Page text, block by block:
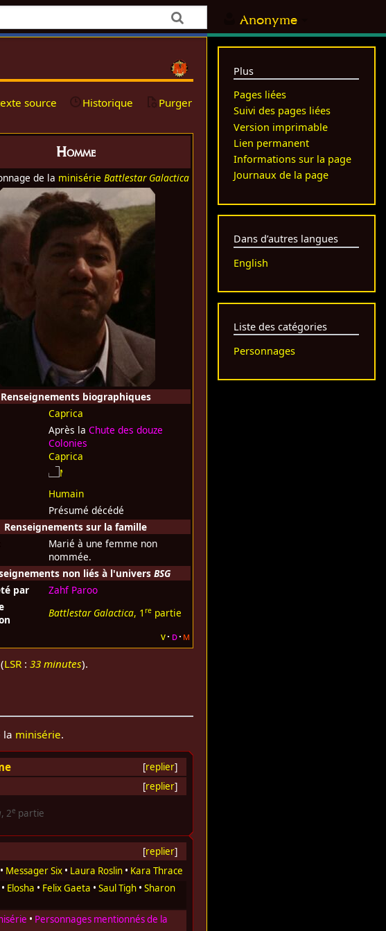
Anonyme
source Historique Purger
Homme
de la minisérieBattlestar Galactica
Renseignements biographiques
Caprica
Après laChute des douze
Colonies
Caprica
Humain
Présumé décédé
Renseignements sur la famille
Marié à une femme non
nommée.
non liés à l'universBSG
par
Zahf Paroo
Battlestar Galactica, 1re partie
v d m
LSR: 33 minutes).
minisérie.
[replier]
[replier]
, 2e partie
[replier]
Messager Six• Laura Roslin• Kara Thrace
• Elosha • Felix Gaeta • Saul Tigh• Sharon
• Personnages mentionnés de la
Plus
Pages liées
Suivi des pages liées
Version imprimable
Lien permanent
Informations sur la page
Journaux de la page
Dans d’autres langues
English
Liste des catégories
Personnages